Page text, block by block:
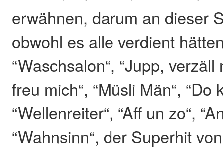
erwähnen, darum an dieser
obwohl es alle verdient
“Waschsalon“, “Jupp, verzäll
freu mich“, “Müsli Män“, “Do
“Wellenreiter“, “Aff un zo“,
“Wahnsinn“, der Superhit